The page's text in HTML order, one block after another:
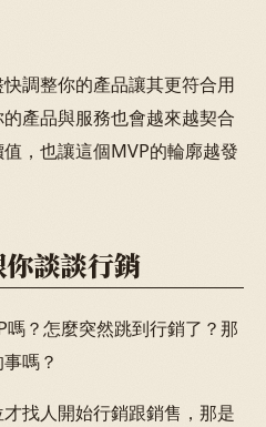
調整你的產品讓其更符合用
產品與服務也會越來越契合
，也讓這個MVP的輪廓越發
談談行銷
？怎麼突然跳到行銷了？那
嗎？
找人開始行銷跟銷售，那是